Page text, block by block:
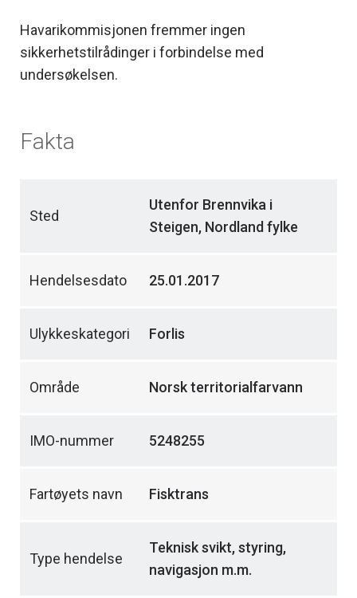
Havarikommisjonen fremmer ingen
sikkerhetstilrådinger i forbindelse med
undersøkelsen.
Fakta
Sted
Utenfor Brennvika i
Steigen, Nordland fylke
Hendelsesdato 25.01.2017
Ulykkeskategori Forlis
Område Norsk territorialfarvann
IMO-nummer 5248255
Fartøyets navn Fisktrans
Type hendelse
Teknisk svikt, styring,
navigasjon m.m.